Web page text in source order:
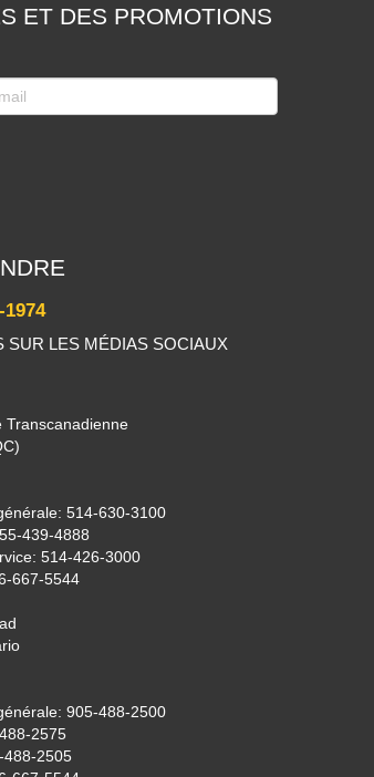
ET DES PROMOTIONS
SUR LES MÉDIAS SOCIAUX
Transcanadienne
514-630-3100
439-4888
514-426-3000
667-5544
905-488-2500
2575
488-2505